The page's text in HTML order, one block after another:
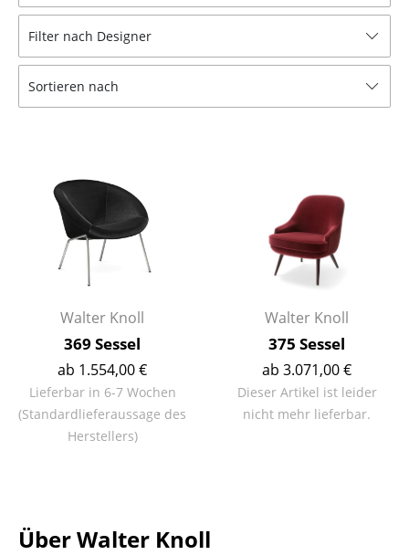
Bänke & Liegen
Sitzsäcke
Schaukelstühle
Bürodrehstühle
Konferenzstühle
Bürosessel
Einzelteile
... alle Sitzmöbel
Tische
Couchtische
Filter nach Designer
Sortieren nach
Walter Knoll
369 Sessel
ab 1.554,00 €
Lieferbar in 6-7 Wochen
(Standardlieferaussage des
Herstellers)
Walter Knoll
375 Sessel
ab 3.071,00 €
Dieser Artikel ist leider
nicht mehr lieferbar.
Über Walter Knoll